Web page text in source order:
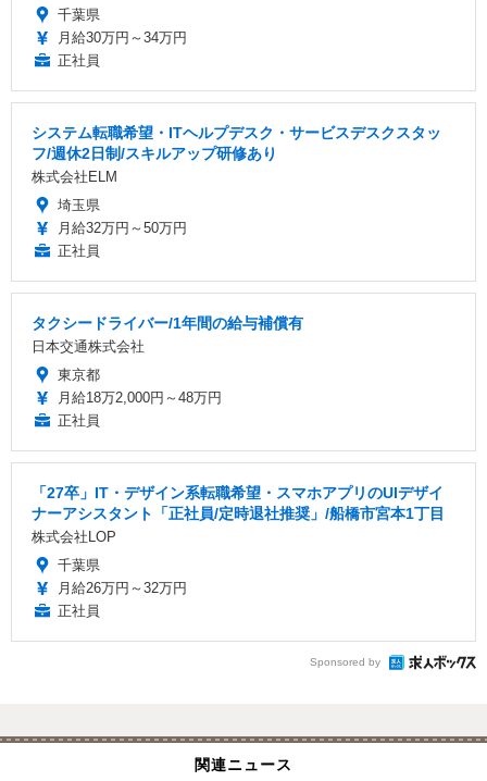
千葉県
月給30万円～34万円
正社員
システム転職希望・ITヘルプデスク・サービスデスクスタッ
フ/週休2日制/スキルアップ研修あり
株式会社ELM
埼玉県
月給32万円～50万円
正社員
タクシードライバー/1年間の給与補償有
日本交通株式会社
東京都
月給18万2,000円～48万円
正社員
「27卒」IT・デザイン系転職希望・スマホアプリのUIデザイ
ナーアシスタント「正社員/定時退社推奨」/船橋市宮本1丁目
株式会社LOP
千葉県
月給26万円～32万円
正社員
Sponsored by
関連ニュース